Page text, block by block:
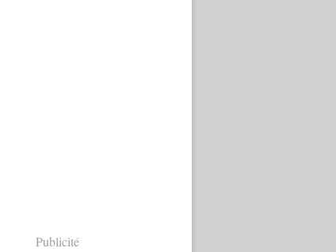
Publicité